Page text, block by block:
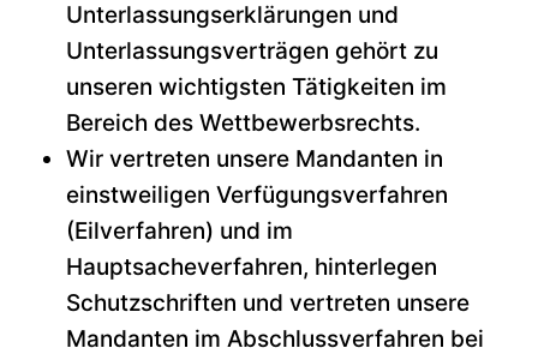
Unterlassungserklärungen und
Unterlassungsverträgen gehört zu
unseren wichtigsten Tätigkeiten im
Bereich des Wettbewerbsrechts.
Wir vertreten unsere Mandanten in
einstweiligen Verfügungsverfahren
(Eilverfahren) und im
Hauptsacheverfahren, hinterlegen
Schutzschriften und vertreten unsere
Mandanten im Abschlussverfahren bei